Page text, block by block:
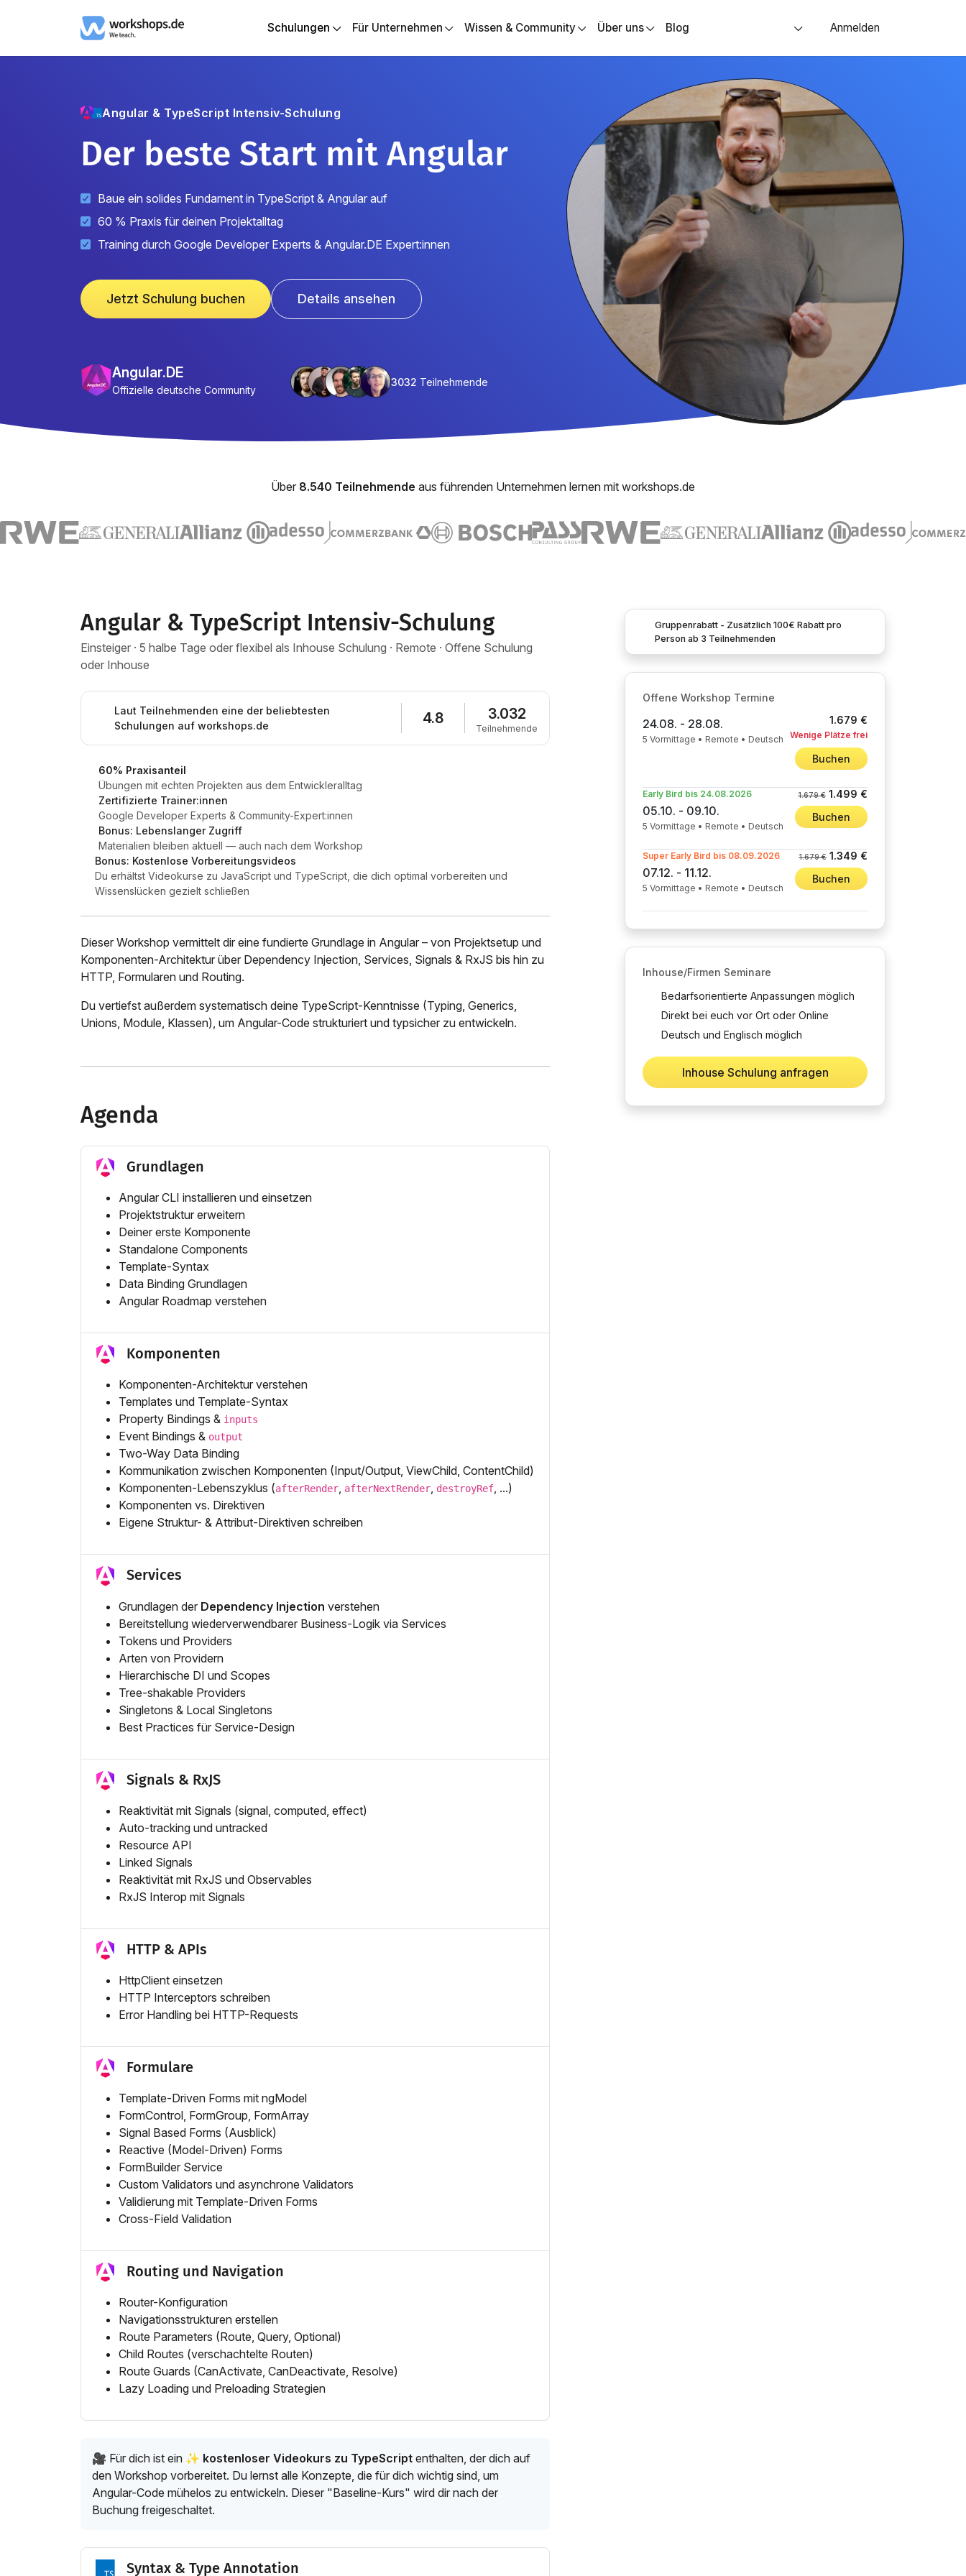
Schulungen Für Unternehmen Wissen & Community Über uns Blog Anmelden
Angular & TypeScript Intensiv-Schulung
Der beste Start mit Angular
Baue ein solides Fundament in TypeScript & Angular auf
60 % Praxis für deinen Projektalltag
Training durch Google Developer Experts & Angular.DE Expert:innen
Jetzt Schulung buchen Details ansehen
Angular.DE
Offizielle deutsche Community
3032 Teilnehmende
Über 8.540 Teilnehmende aus führenden Unternehmen lernen mit workshops.de
Angular & TypeScript Intensiv-Schulung
Einsteiger · 5 halbe Tage oder flexibel als Inhouse Schulung · Remote · Offene Schulung
oder Inhouse
Laut Teilnehmenden eine der beliebtesten
Schulungen auf workshops.de
4.8 3.032
Teilnehmende
60% Praxisanteil
Übungen mit echten Projekten aus dem Entwickleralltag
Zertifizierte Trainer:innen
Google Developer Experts & Community-Expert:innen
Bonus: Lebenslanger Zugriff
Materialien bleiben aktuell — auch nach dem Workshop
Bonus: Kostenlose Vorbereitungsvideos
Du erhältst Videokurse zu JavaScript und TypeScript, die dich optimal vorbereiten und
Wissenslücken gezielt schließen
Dieser Workshop vermittelt dir eine fundierte Grundlage in Angular – von Projektsetup und
Komponenten-Architektur über Dependency Injection, Services, Signals & RxJS bis hin zu
HTTP, Formularen und Routing.
Du vertiefst außerdem systematisch deine TypeScript-Kenntnisse (Typing, Generics,
Unions, Module, Klassen), um Angular-Code strukturiert und typsicher zu entwickeln.
Agenda
Grundlagen
Angular CLI installieren und einsetzen
Projektstruktur erweitern
Deiner erste Komponente
Standalone Components
Template-Syntax
Data Binding Grundlagen
Angular Roadmap verstehen
Komponenten
Komponenten-Architektur verstehen
Templates und Template-Syntax
Property Bindings & inputs
Event Bindings & output
Two-Way Data Binding
Kommunikation zwischen Komponenten (Input/Output, ViewChild, ContentChild)
Komponenten-Lebenszyklus (afterRender, afterNextRender, destroyRef, ...)
Komponenten vs. Direktiven
Eigene Struktur- & Attribut-Direktiven schreiben
Services
Grundlagen der Dependency Injection verstehen
Bereitstellung wiederverwendbarer Business-Logik via Services
Tokens und Providers
Arten von Providern
Hierarchische DI und Scopes
Tree-shakable Providers
Singletons & Local Singletons
Best Practices für Service-Design
Signals & RxJS
Reaktivität mit Signals (signal, computed, effect)
Auto-tracking und untracked
Resource API
Linked Signals
Reaktivität mit RxJS und Observables
RxJS Interop mit Signals
HTTP & APIs
HttpClient einsetzen
HTTP Interceptors schreiben
Error Handling bei HTTP-Requests
Formulare
Template-Driven Forms mit ngModel
FormControl, FormGroup, FormArray
Signal Based Forms (Ausblick)
Reactive (Model-Driven) Forms
FormBuilder Service
Custom Validators und asynchrone Validators
Validierung mit Template-Driven Forms
Cross-Field Validation
Routing und Navigation
Router-Konfiguration
Navigationsstrukturen erstellen
Route Parameters (Route, Query, Optional)
Child Routes (verschachtelte Routen)
Route Guards (CanActivate, CanDeactivate, Resolve)
Lazy Loading und Preloading Strategien
🎥 Für dich ist ein ✨ kostenloser Videokurs zu TypeScript enthalten, der dich auf
den Workshop vorbereitet. Du lernst alle Konzepte, die für dich wichtig sind, um
Angular-Code mühelos zu entwickeln. Dieser "Baseline-Kurs" wird dir nach der
Buchung freigeschaltet.
Syntax & Type Annotation
Gruppenrabatt - Zusätzlich 100€ Rabatt pro
Person ab 3 Teilnehmenden
Offene Workshop Termine
24.08. - 28.08.
5 Vormittage • Remote • Deutsch
1.679 €
Wenige Plätze frei
Buchen
Early Bird bis 24.08.2026
05.10. - 09.10.
5 Vormittage • Remote • Deutsch
1.679 €1.499 €
Buchen
Super Early Bird bis 08.09.2026
07.12. - 11.12.
5 Vormittage • Remote • Deutsch
1.679 €1.349 €
Buchen
Inhouse/Firmen Seminare
Bedarfsorientierte Anpassungen möglich
Direkt bei euch vor Ort oder Online
Deutsch und Englisch möglich
Inhouse Schulung anfragen